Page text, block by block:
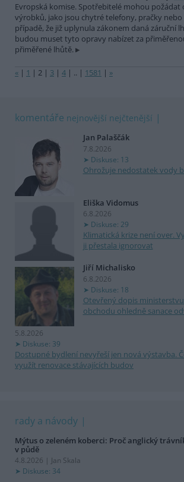
Evropská komise. Spotřebitelé mohou
výrobků, jako jsou chytré telefony, pračky nebo
případě, že již uplynula zákonem daná záruční
budou muset tyto opravy nabízet za
přiměřené lhůtě.
« | 1 | 2 | 3 | 4 | .. | 1581 | »
komentáře nejnovější nejčtenější
Jan Palaščák
7.8.2026
Diskuse: 13
Ohrožuje nedostatek vody
Eliška Vidomus
6.8.2026
Diskuse: 29
Klimatická krize není over.
ji přestala ignorovat
Jiří Michalisko
6.8.2026
Diskuse: 18
Otevřený dopis
obchodu ohledně sanace
5.8.2026
Diskuse: 39
Dostupné bydlení nevyřeší jen nová výstavba.
využít renovace stávajících budov
rady a návody
Mýtus o zeleném koberci: Proč anglický
v půdě
4.8.2026 | Jan Skala
Diskuse: 34